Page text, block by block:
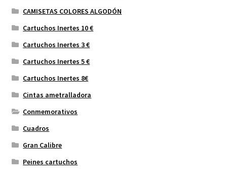
CAMISETAS COLORES ALGODÓN
Cartuchos Inertes 10 €
Cartuchos Inertes 3 €
Cartuchos Inertes 5 €
Cartuchos Inertes 8€
Cintas ametralladora
Conmemorativos
Cuadros
Gran Calibre
Peines cartuchos